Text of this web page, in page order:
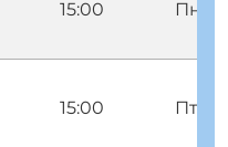
15:00 Пнд
15:00 Птн